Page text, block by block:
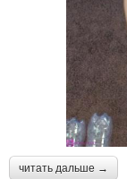
читать дальше →